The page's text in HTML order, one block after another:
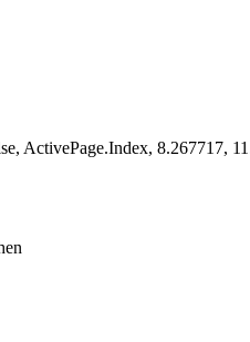
ActivePage.Index, 8.267717,